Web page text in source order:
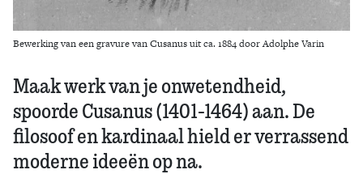
Bewerking van een gravure van Cusanus uit ca. 1884 door Adolphe Varin
Maak werk van je onwetendheid,
spoorde Cusanus (1401-1464) aan. De
filosoof en kardinaal hield er verrassend
moderne ideeën op na.